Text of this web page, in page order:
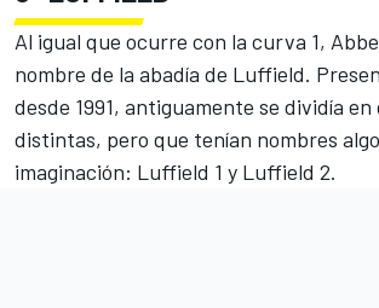
Al igual que ocurre con la curva 1,
nombre de la abadía de Luffield.
desde 1991, antiguamente se dividía
distintas, pero que tenían nombres
imaginación: Luffield 1 y Luffield 2.